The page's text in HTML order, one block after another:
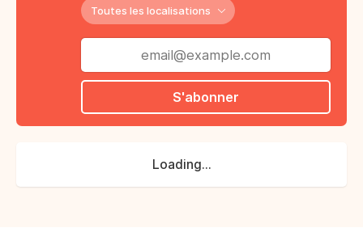
Toutes les localisations
S'abonner
Loading...